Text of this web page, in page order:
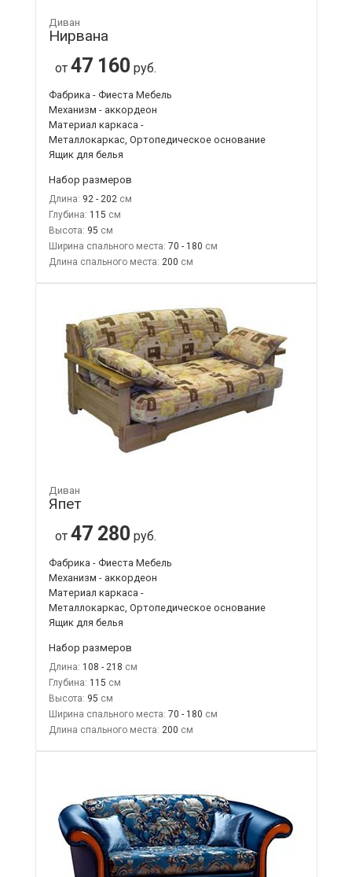
Диван
Нирвана
от 47 160 руб.
Фабрика - Фиеста Мебель
Механизм - аккордеон
Материал каркаса -
Металлокаркас, Ортопедическое основание
Ящик для белья
Набор размеров
Длина: 92 - 202
Глубина: 115
Высота: 95
Ширина спального места: 70 - 180
Длина спального места: 200
Диван
Япет
от 47 280 руб.
Фабрика - Фиеста Мебель
Механизм - аккордеон
Материал каркаса -
Металлокаркас, Ортопедическое основание
Ящик для белья
Набор размеров
Длина: 108 - 218
Глубина: 115
Высота: 95
Ширина спального места: 70 - 180
Длина спального места: 200